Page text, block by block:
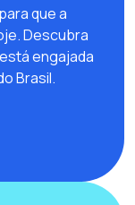
que a
Descubra
engajada
Brasil.